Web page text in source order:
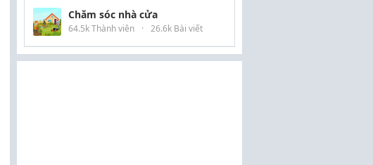
Chăm sóc nhà cửa
64.5k Thành viên · 26.6k Bài viết